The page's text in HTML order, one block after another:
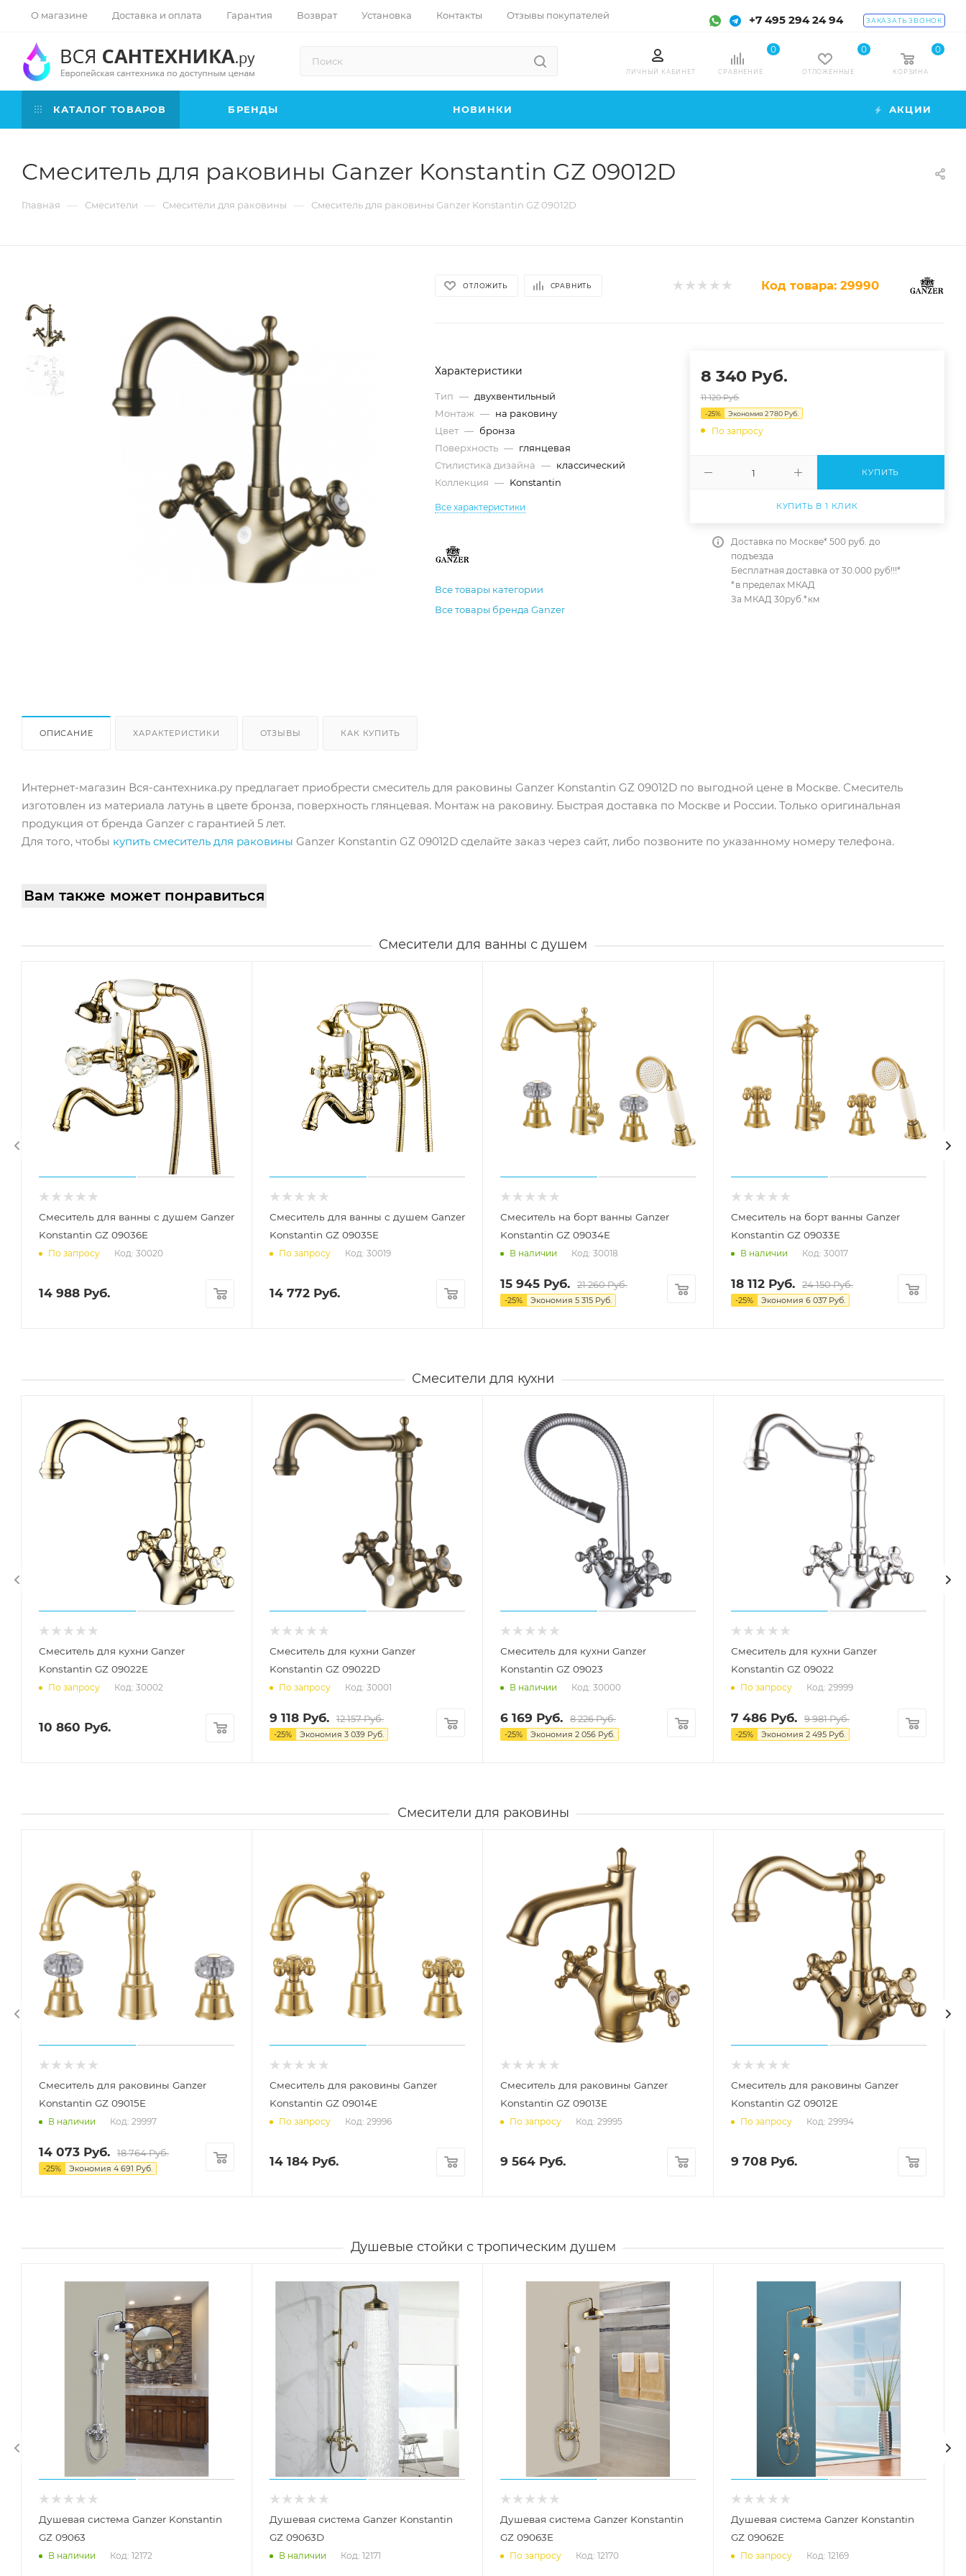
О магазине Доставка и оплата Гарантия Возврат Установка Контакты Отзывы покупателей +7 495 294 24 94 ЗАКАЗАТЬ ЗВОНОК
ЛИЧНЫЙ КАБИНЕТ СРАВНЕНИЕ
0
ОТЛОЖЕННЫЕ
0
КОРЗИНА
0
КАТАЛОГ ТОВАРОВ БРЕНДЫ НОВИНКИ АКЦИИ
Смеситель для раковины Ganzer Konstantin GZ 09012D
Главная — Смесители — Смесители для раковины — Смеситель для раковины Ganzer Konstantin GZ 09012D
ОТЛОЖИТЬ СРАВНИТЬ Код товара: 29990
Характеристики
Тип — двухвентильный
Монтаж — на раковину
Цвет — бронза
Поверхность — глянцевая
Стилистика дизайна — классический
Коллекция — Konstantin
Все характеристики
Все товары категории
Все товары бренда Ganzer
8 340 Руб.
11 120Руб.
-25% Экономия 2 780Руб.
По запросу
КУПИТЬ
КУПИТЬ В 1 КЛИК
Доставка по Москве* 500 руб. до
подъезда
Бесплатная доставка от 30.000 руб!!!*
*в пределах МКАД
За МКАД 30руб.*км
ОПИСАНИЕ ХАРАКТЕРИСТИКИ ОТЗЫВЫ КАК КУПИТЬ
Интернет-магазин Вся-сантехника.ру предлагает приобрести смеситель для раковины Ganzer Konstantin GZ 09012D по выгодной цене в Москве. Смеситель
изготовлен из материала латунь в цвете бронза, поверхность глянцевая. Монтаж на раковину. Быстрая доставка по Москве и России. Только оригинальная
продукция от бренда Ganzer с гарантией 5 лет.
Для того, чтобы купить смеситель для раковины Ganzer Konstantin GZ 09012D сделайте заказ через сайт, либо позвоните по указанному номеру телефона.
Вам также может понравиться
Смесители для ванны с душем
Смеситель для ванны с душем Ganzer
Konstantin GZ 09036E
По запросу Код: 30020
14 988 Руб.
Смеситель для ванны с душем Ganzer
Konstantin GZ 09035E
По запросу Код: 30019
14 772 Руб.
Смеситель на борт ванны Ganzer
Konstantin GZ 09034E
В наличии Код: 30018
15 945 Руб. 21 260Руб.
-25% Экономия 5 315 Руб.
Смеситель на борт ванны Ganzer
Konstantin GZ 09033E
В наличии Код: 30017
18 112 Руб. 24 150Руб.
-25% Экономия 6 037 Руб.
Смесители для кухни
Смеситель для кухни Ganzer
Konstantin GZ 09022E
По запросу Код: 30002
10 860 Руб.
Смеситель для кухни Ganzer
Konstantin GZ 09022D
По запросу Код: 30001
9 118 Руб. 12 157Руб.
-25% Экономия 3 039 Руб.
Смеситель для кухни Ganzer
Konstantin GZ 09023
В наличии Код: 30000
6 169 Руб. 8 226Руб.
-25% Экономия 2 056 Руб.
Смеситель для кухни Ganzer
Konstantin GZ 09022
По запросу Код: 29999
7 486 Руб. 9 981Руб.
-25% Экономия 2 495 Руб.
Смесители для раковины
Смеситель для раковины Ganzer
Konstantin GZ 09015E
В наличии Код: 29997
14 073 Руб. 18 764Руб.
-25% Экономия 4 691 Руб.
Смеситель для раковины Ganzer
Konstantin GZ 09014E
По запросу Код: 29996
14 184 Руб.
Смеситель для раковины Ganzer
Konstantin GZ 09013E
По запросу Код: 29995
9 564 Руб.
Смеситель для раковины Ganzer
Konstantin GZ 09012E
По запросу Код: 29994
9 708 Руб.
Душевые стойки с тропическим душем
Душевая система Ganzer Konstantin
GZ 09063
В наличии Код: 12172
Душевая система Ganzer Konstantin
GZ 09063D
В наличии Код: 12171
Душевая система Ganzer Konstantin
GZ 09063E
По запросу Код: 12170
Душевая система Ganzer Konstantin
GZ 09062E
По запросу Код: 12169